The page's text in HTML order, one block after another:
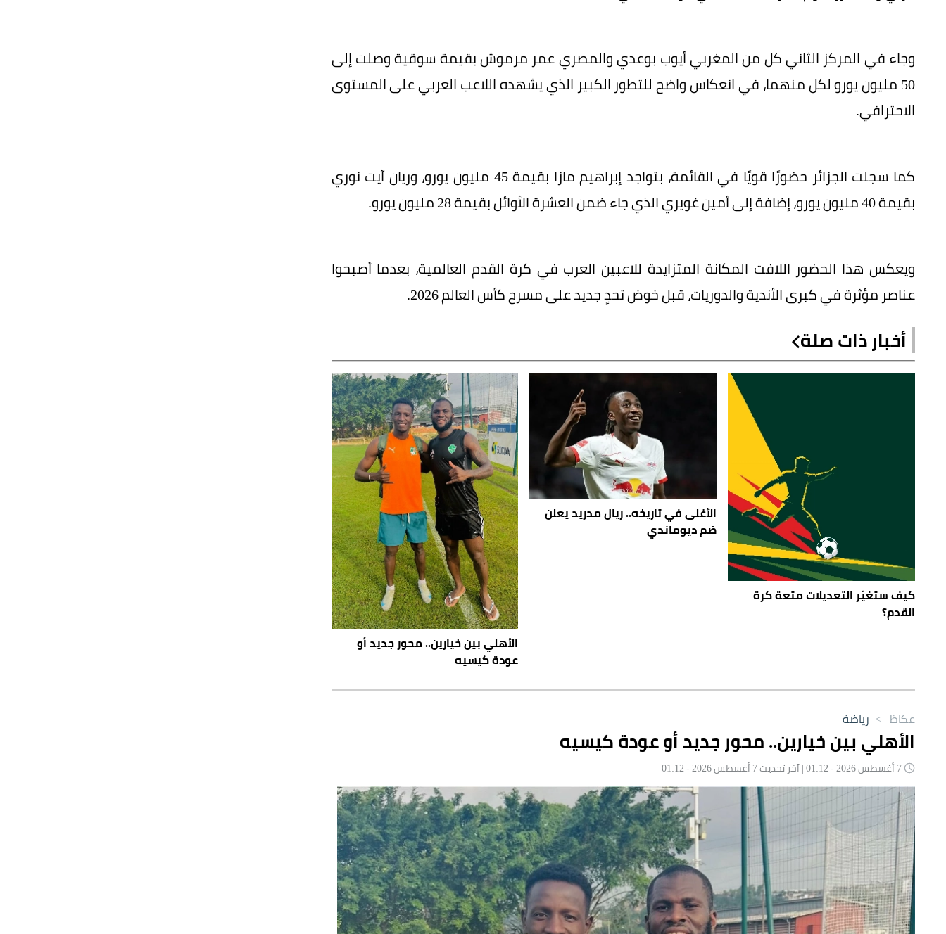
وجاء في المركز الثاني كل من المغربي أيوب بوعدي والمصري عمر مرموش بقيمة سوقية وصلت إلى
50 مليون يورو لكل منهما، في انعكاس واضح للتطور الكبير الذي يشهده اللاعب العربي على المستوى
الاحترافي.
كما سجلت الجزائر حضورًا قويًا في القائمة، بتواجد إبراهيم مازا بقيمة 45 مليون يورو، وريان آيت نوري
بقيمة 40 مليون يورو، إضافة إلى أمين غويري الذي جاء ضمن العشرة الأوائل بقيمة 28 مليون يورو.
ويعكس هذا الحضور اللافت المكانة المتزايدة للاعبين العرب في كرة القدم العالمية، بعدما أصبحوا
عناصر مؤثرة في كبرى الأندية والدوريات، قبل خوض تحدٍ جديد على مسرح كأس العالم 2026.
أخبار ذات صلة
كيف ستغيّر التعديلات متعة كرة
القدم؟
الأغلى في تاريخه.. ريال مدريد يعلن
ضم ديوماندي
الأهلي بين خيارين.. محور جديد أو
عودة كيسيه
عكاظ > رياضة
الأهلي بين خيارين.. محور جديد أو عودة كيسيه